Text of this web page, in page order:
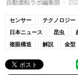
自動運転ラボ編集部 -
センサー テクノロジー
日本ニュース
昆虫
複眼構造
解説 金型